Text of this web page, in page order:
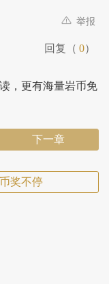
举报
回复（ 0）
，更有海量岩币免
下一章
奖不停